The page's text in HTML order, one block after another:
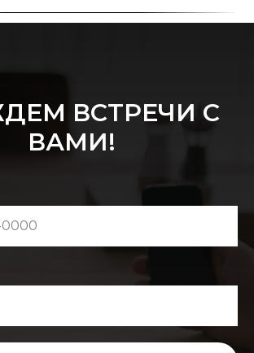
ВСТРЕЧИ С
ВАМИ!